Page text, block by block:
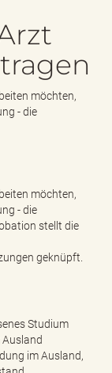
-
a
n
e
möchten,
- die
möchten,
- die
stellt die
geknüpft.
Studium
im Ausland,